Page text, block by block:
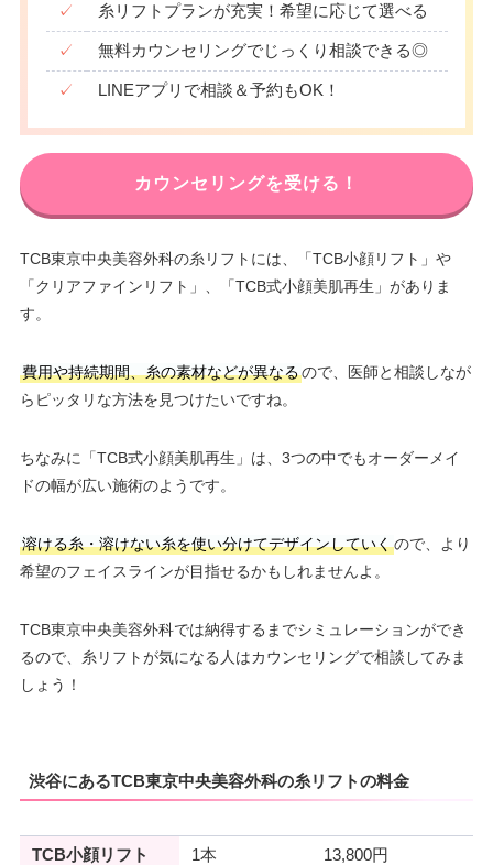
✓ 糸リフトプランが充実！希望に応じて選べる
✓ 無料カウンセリングでじっくり相談できる◎
✓ LINEアプリで相談＆予約もOK！
カウンセリングを受ける！
TCB東京中央美容外科の糸リフトには、「TCB小顔リフト」や
「クリアファインリフト」、「TCB式小顔美肌再生」がありま
す。
費用や持続期間、糸の素材などが異なるので、医師と相談しなが
らピッタリな方法を見つけたいですね。
ちなみに「TCB式小顔美肌再生」は、3つの中でもオーダーメイ
ドの幅が広い施術のようです。
溶ける糸・溶けない糸を使い分けてデザインしていくので、より
希望のフェイスラインが目指せるかもしれませんよ。
TCB東京中央美容外科では納得するまでシミュレーションができ
るので、糸リフトが気になる人はカウンセリングで相談してみま
しょう！
渋谷にあるTCB東京中央美容外科の糸リフトの料金
TCB小顔リフト 1本 13,800円